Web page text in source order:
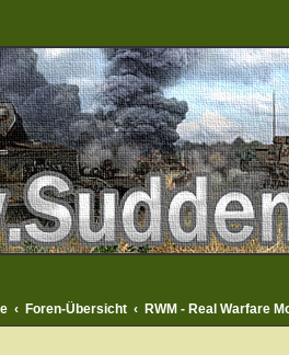
Foren-Übersicht RWM - Real Warfare